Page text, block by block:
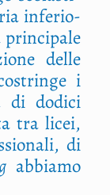
infe­rio­
prin­ci­pa­le
del­le
i
di dodi­ci
tra licei,
di
abbia­mo